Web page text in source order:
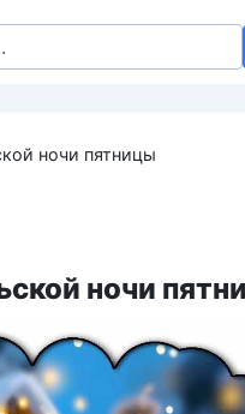
ночи пятницы
ночи